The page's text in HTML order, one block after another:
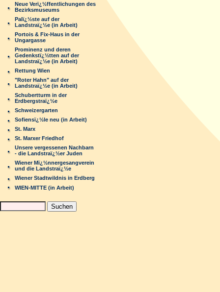
Neue Verï¿½ffentlichungen des
Bezirksmuseums
Palï¿½ste auf der
Landstraï¿½e (in Arbeit)
Portois & Fix-Haus in der
Ungargasse
Prominenz und deren
Gedenkstï¿½tten auf der
Landstraï¿½e (in Arbeit)
Rettung Wien
"Roter Hahn" auf der
Landstraï¿½e (in Arbeit)
Schubertturm in der
Erdbergstraï¿½e
Schweizergarten
Sofiensï¿½le neu (in Arbeit)
St. Marx
St. Marxer Friedhof
Unsere vergessenen Nachbarn
- die Landstraï¿½er Juden
Wiener Mï¿½nnergesangverein
und die Landstraï¿½e
Wiener Stadtwildnis in Erdberg
WIEN-MITTE (in Arbeit)